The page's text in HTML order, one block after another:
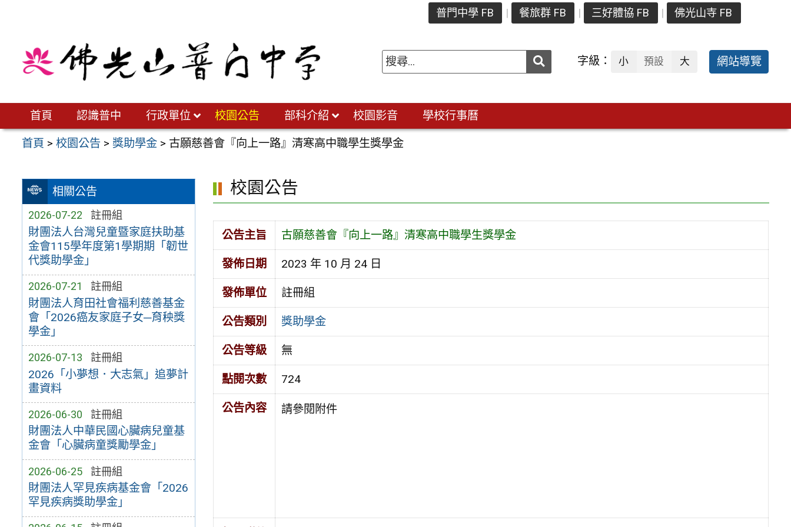
普門中學 FB 餐旅群 FB 三好體協 FB 佛光山寺 FB
送出 字級： 小 預設 大 網站導覽
首頁 認識普中 行政單位 校園公告 部科介紹 校園影音 學校行事曆
首頁 >校園公告 >獎助學金 > 古願慈善會『向上一路』清寒高中職學生獎學金
相關公告
2026-07-22 註冊組
財團法人台灣兒童暨家庭扶助基
金會115學年度第1學期期「韌世
代獎助學金」
2026-07-21 註冊組
財團法人育田社會福利慈善基金
會「2026癌友家庭子女─育秧獎
學金」
2026-07-13 註冊組
2026「小夢想．大志氣」追夢計
畫資料
2026-06-30 註冊組
財團法人中華民國心臟病兒童基
金會「心臟病童獎勵學金」
2026-06-25 註冊組
財團法人罕見疾病基金會「2026
罕見疾病獎助學金」
校園公告
公告主旨 古願慈善會『向上一路』清寒高中職學生獎學金
發佈日期 2023 年 10 月 24 日
發佈單位 註冊組
公告類別 獎助學金
公告等級 無
點閱次數 724
公告內容 請參閱附件